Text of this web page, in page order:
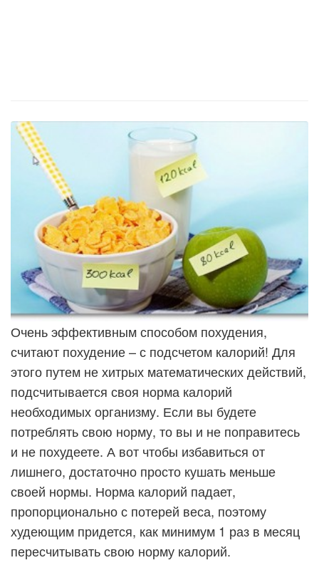
Очень эффективным способом похудения,
считают похудение – с подсчетом калорий! Для
этого путем не хитрых математических действий,
подсчитывается своя норма калорий
необходимых организму. Если вы будете
потреблять свою норму, то вы и не поправитесь
и не похудеете. А вот чтобы избавиться от
лишнего, достаточно просто кушать меньше
своей нормы. Норма калорий падает,
пропорционально с потерей веса, поэтому
худеющим придется, как минимум 1 раз в месяц
пересчитывать свою норму калорий.